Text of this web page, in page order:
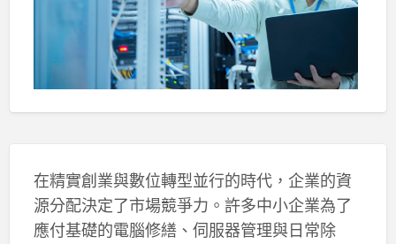
在精實創業與數位轉型並行的時代，企業的資
源分配決定了市場競爭力。許多中小企業為了
應付基礎的電腦修繕、伺服器管理與日常除